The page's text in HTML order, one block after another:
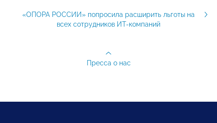
«ОПОРА РОССИИ» попросила расширить льготы на
всех сотрудников ИТ-компаний
Пресса о нас